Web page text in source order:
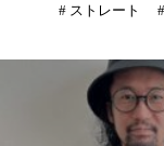
# ストレート #